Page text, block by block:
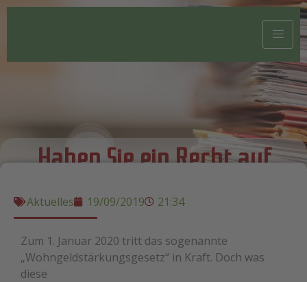
Haben Sie ein Recht auf
Aktuelles 19/09/2019 21:34
Zum 1. Januar 2020 tritt das sogenannte
„Wohngeldstärkungsgesetz“ in Kraft. Doch was
diese